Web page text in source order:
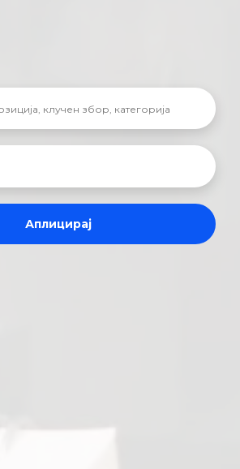
Аплицирај